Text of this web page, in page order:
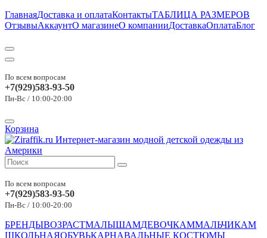
ГлавнаяДоставка и оплатаКонтактыТАБЛИЦА РАЗМЕРОВ
ОтзывыАккаунтО магазинеО компанииДоставкаОплатаБлог
По всем вопросам
+7(929)583-93-50
Пн-Вс / 10:00-20:00
Корзина
По всем вопросам
+7(929)583-93-50
Пн-Вс / 10:00-20:00
БРЕНДЫВОЗРАСТМАЛЫШАМДЕВОЧКАММАЛЬЧИКАМ
ШКОЛЬНАЯОБУВЬКАРНАВАЛЬНЫЕ КОСТЮМЫ